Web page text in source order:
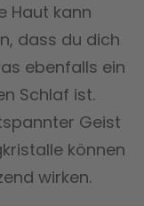
Haut kann
dass du dich
ebenfalls ein
Schlaf ist.
Geist
können
wirken.